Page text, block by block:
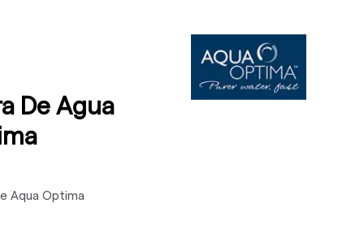
De Agua
Aqua Optima